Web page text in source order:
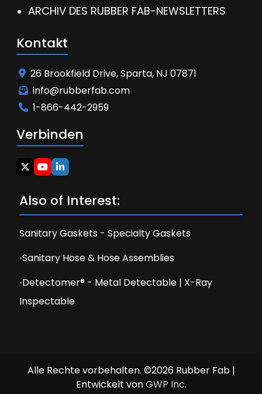
ARCHIV DES RUBBER FAB-NEWSLETTERS
Kontakt
26 Brookfield Drive, Sparta, NJ 07871
info@rubberfab.com
1-866-442-2959
Verbinden
Also of Interest:
Sanitary Gaskets - Specialty Gaskets
Sanitary Hose & Hose Assemblies
Detectomer® - Metal Detectable | X-Ray
Inspectable
Alle Rechte vorbehalten. ©2026 Rubber Fab |
Entwickelt vonGWP Inc.